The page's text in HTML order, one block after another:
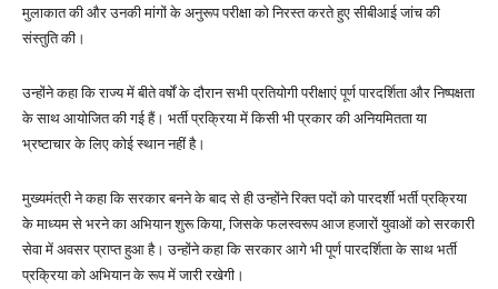
मुलाकात की और उनकी मांगों के अनुरूप परीक्षा को निरस्त करते हुए सीबीआई जांच की
संस्तुति की।
उन्होंने कहा कि राज्य में बीते वर्षों के दौरान सभी प्रतियोगी परीक्षाएं पूर्ण पारदर्शिता और निष्पक्षता
के साथ आयोजित की गई हैं। भर्ती प्रक्रिया में किसी भी प्रकार की अनियमितता या
भ्रष्टाचार के लिए कोई स्थान नहीं है।
मुख्यमंत्री ने कहा कि सरकार बनने के बाद से ही उन्होंने रिक्त पदों को पारदर्शी भर्ती प्रक्रिया
के माध्यम से भरने का अभियान शुरू किया, जिसके फलस्वरूप आज हजारों युवाओं को सरकारी
सेवा में अवसर प्राप्त हुआ है। उन्होंने कहा कि सरकार आगे भी पूर्ण पारदर्शिता के साथ भर्ती
प्रक्रिया को अभियान के रूप में जारी रखेगी।